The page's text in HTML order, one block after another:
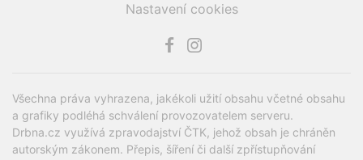
Nastavení cookies
Všechna práva vyhrazena, jakékoli užití obsahu včetné obsahu
a grafiky podléhá schválení provozovatelem serveru.
Drbna.cz využívá zpravodajství ČTK, jehož obsah je chráněn
autorským zákonem. Přepis, šíření či další zpřístupňování